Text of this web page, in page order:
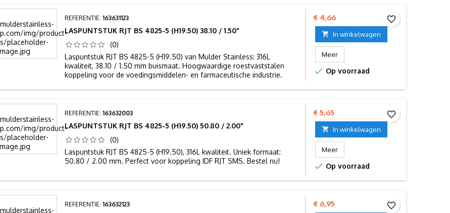
REFERENTIE:163631123
LASPUNTSTUK RJT BS 4825-5 (H19.50) 38.10 / 1.50"
(0)
Laspuntstuk RJT BS 4825-5 (H19.50) van Mulder Stainless: 316L
kwaliteit, 38.10 / 1.50 mm buismaat. Hoogwaardige roestvaststalen
koppeling voor de voedingsmiddelen- en farmaceutische industrie.
Prijs
€ 4,66
 In winkelwagen
Meer
 Op voorraad
favorite_border
REFERENTIE:163632003
LASPUNTSTUK RJT BS 4825-5 (H19.50) 50.80 / 2.00"
(0)
Laspuntstuk RJT BS 4825-5 (H19.50), 316L kwaliteit. Uniek formaat:
50.80 / 2.00 mm. Perfect voor koppeling IDF RJT SMS. Bestel nu!
Prijs
€ 5,65
 In winkelwagen
Meer
 Op voorraad
favorite_border
REFERENTIE:163632123 Prijs
€ 6,95 favorite_border